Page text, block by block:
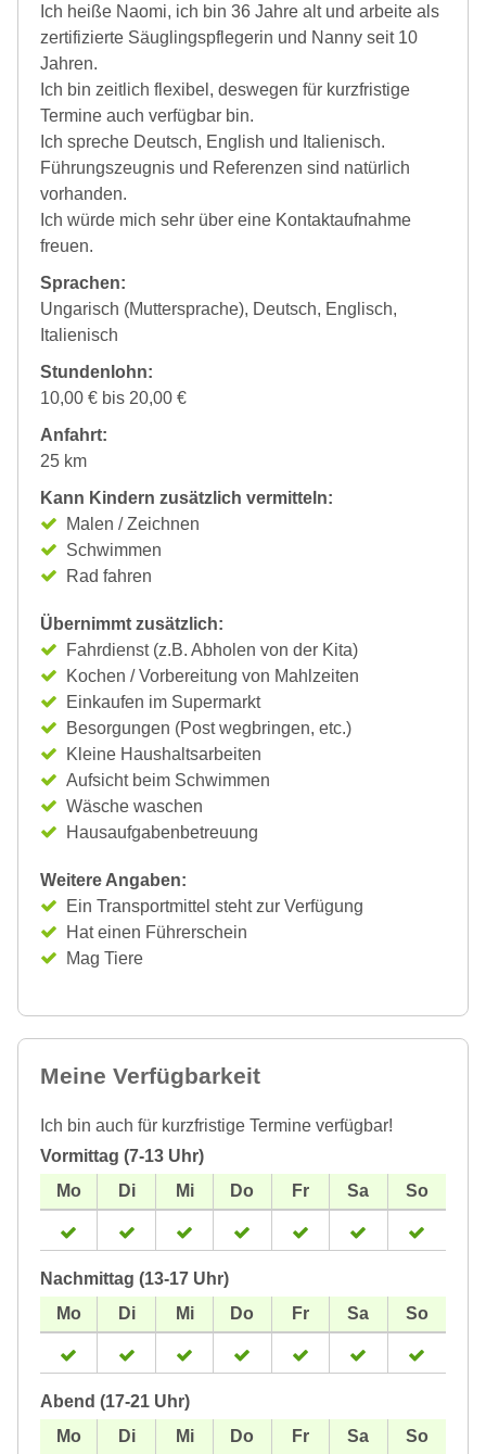
Ich heiße Naomi, ich bin 36 Jahre alt und arbeite als
zertifizierte Säuglingspflegerin und Nanny seit 10
Jahren.
Ich bin zeitlich flexibel, deswegen für kurzfristige
Termine auch verfügbar bin.
Ich spreche Deutsch, English und Italienisch.
Führungszeugnis und Referenzen sind natürlich
vorhanden.
Ich würde mich sehr über eine Kontaktaufnahme
freuen.
Sprachen:
Ungarisch (Muttersprache), Deutsch, Englisch,
Italienisch
Stundenlohn:
10,00 € bis 20,00 €
Anfahrt:
25 km
Kann Kindern zusätzlich vermitteln:
Malen / Zeichnen
Schwimmen
Rad fahren
Übernimmt zusätzlich:
Fahrdienst (z.B. Abholen von der Kita)
Kochen / Vorbereitung von Mahlzeiten
Einkaufen im Supermarkt
Besorgungen (Post wegbringen, etc.)
Kleine Haushaltsarbeiten
Aufsicht beim Schwimmen
Wäsche waschen
Hausaufgabenbetreuung
Weitere Angaben:
Ein Transportmittel steht zur Verfügung
Hat einen Führerschein
Mag Tiere
Meine Verfügbarkeit
Ich bin auch für kurzfristige Termine verfügbar!
Vormittag (7-13 Uhr)
Nachmittag (13-17 Uhr)
Abend (17-21 Uhr)